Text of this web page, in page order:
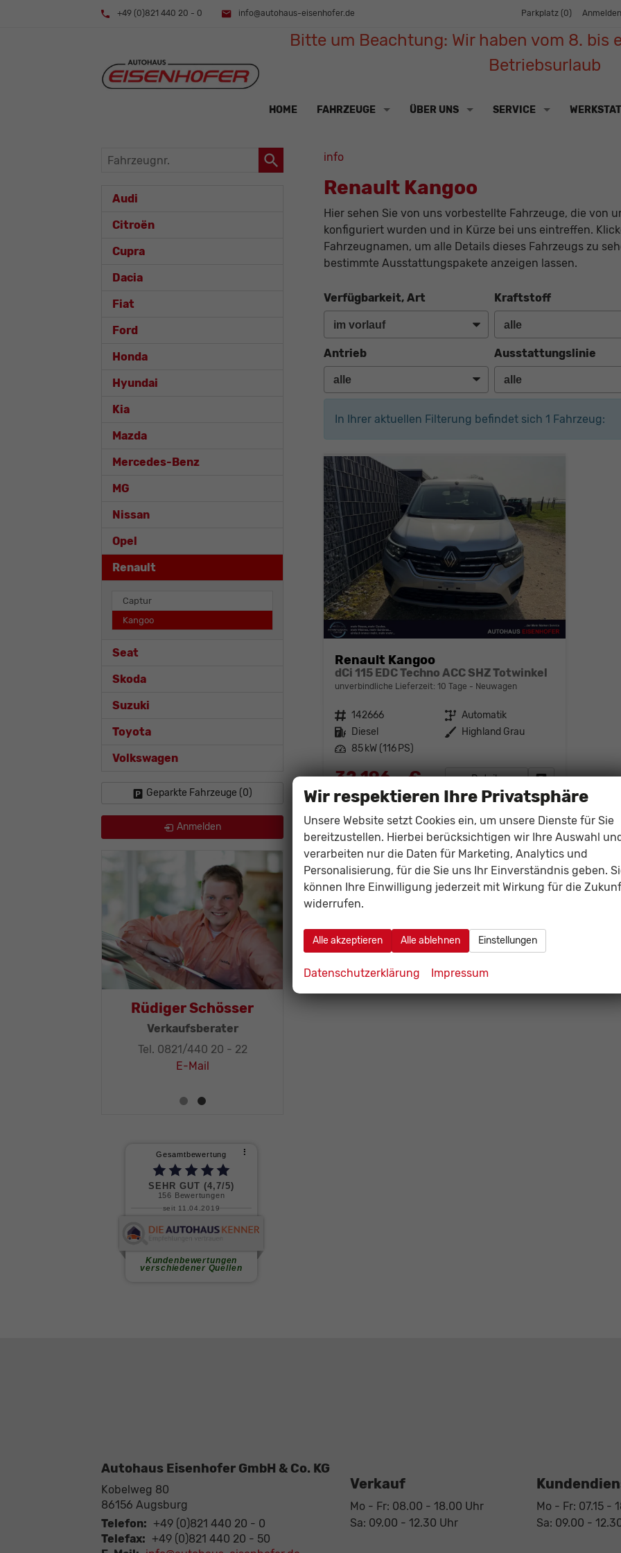
+49 (0)821 440 20 - 0 info@autohaus-eisenhofer.de Parkplatz (0) Anmelden
Bitte um Beachtung: Wir haben vom 8. bis
Betriebsurlaub
HOME FAHRZEUGE ÜBER UNS SERVICE
info
Renault Kangoo
Hier sehen Sie von uns vorbestellte Fahrzeuge, die von
konfiguriert wurden und in Kürze bei uns eintreffen.
Fahrzeugnamen, um alle Details dieses Fahrzeugs zu
bestimmte Ausstattungspakete anzeigen lassen.
Verfügbarkeit, Art Kraftstoff
Antrieb Ausstattungslinie
In Ihrer aktuellen Filterung befindet sich 1 Fahrzeug:
Renault Kangoo
dCi 115 EDC Techno ACC SHZ Totwinkel
unverbindliche Lieferzeit: 10 Tage Neuwagen
Fahrzeugnr. 142666 Getriebe Automatik
Kraftstoff Diesel Außenfarbe Highland Grau
Leistung 85 kW (116 PS)
32.196,– €
incl. 19% MwSt.
Details Fahrzeug parken
Verbrauch kombiniert:
CO2-Klasse: E
CO2-Emissionen: 140,00 g/km
Fahrzeugnr.
Audi
Citroën
Cupra
Dacia
Fiat
Ford
Honda
Hyundai
Kia
Mazda
Mercedes-Benz
MG
Nissan
Opel
Renault
Captur
Kangoo
Seat
Skoda
Suzuki
Toyota
Volkswagen
Geparkte Fahrzeuge (0)
Anmelden
Rüdiger Schösser
Verkaufsberater
Tel. 0821/440 20 - 22
E-Mail
Autohaus Eisenhofer GmbH & Co. KG
Kobelweg 80
86156 Augsburg
Telefon: +49 (0)821 440 20 - 0
Telefax: +49 (0)821 440 20 - 50
Verkauf
Mo - Fr: 08.00 - 18.00 Uhr
Sa: 09.00 - 12.30 Uhr
Mo - Fr: 07.15 -
Sa: 09.00 -
Wir respektieren Ihre Privatsphäre
Unsere Website setzt Cookies ein, um unsere Dienste für Sie
bereitzustellen. Hierbei berücksichtigen wir Ihre Auswahl
verarbeiten nur die Daten für Marketing, Analytics und
Personalisierung, für die Sie uns Ihr Einverständnis geben.
können Ihre Einwilligung jederzeit mit Wirkung für die
widerrufen.
Alle akzeptieren Alle ablehnen Einstellungen
Datenschutzerklärung Impressum